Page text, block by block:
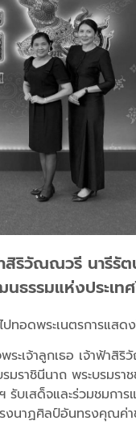
ริวัณณวรี นารีรั
รรมแห่งประเท
ทอดพระเนตรการแส
ะเจ้าลูกเธอ เจ้าฟ้า
มราชินีนาถ พระบรมร
เสด็จและร่วมชมการ
งนาฏศิลป์อันทรงคุณค่